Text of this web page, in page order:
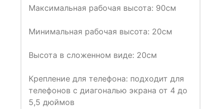
Максимальная рабочая высота: 90см
Минимальная рабочая высота: 20см
Высота в сложенном виде: 20см
Крепление для телефона: подходит для
телефонов с диагональю экрана от 4 до
5,5 дюймов